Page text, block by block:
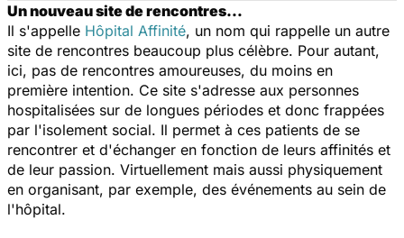
Un nouveau site de rencontres…
Il s'appelle Hôpital Affinité, un nom qui rappelle un autre
site de rencontres beaucoup plus célèbre. Pour autant,
ici, pas de rencontres amoureuses, du moins en
première intention. Ce site s'adresse aux personnes
hospitalisées sur de longues périodes et donc frappées
par l'isolement social. Il permet à ces patients de se
rencontrer et d'échanger en fonction de leurs affinités et
de leur passion. Virtuellement mais aussi physiquement
en organisant, par exemple, des événements au sein de
l'hôpital.